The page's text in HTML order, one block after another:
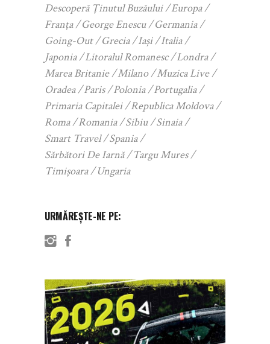
Descoperă Ținutul Buzăului
Europa
Franța
George Enescu
Germania
Going-Out
Grecia Iași
Italia
Japonia
Litoralul Romanesc
Londra
Marea Britanie
Milano
Muzica Live
Oradea
Paris Polonia
Portugalia
Primaria Capitalei
Republica Moldova
Roma
Romania Sibiu
Sinaia
Smart Travel
Spania
Sărbători De Iarnă
Targu Mures
Timișoara
Ungaria
URMĂREȘTE-NE PE: